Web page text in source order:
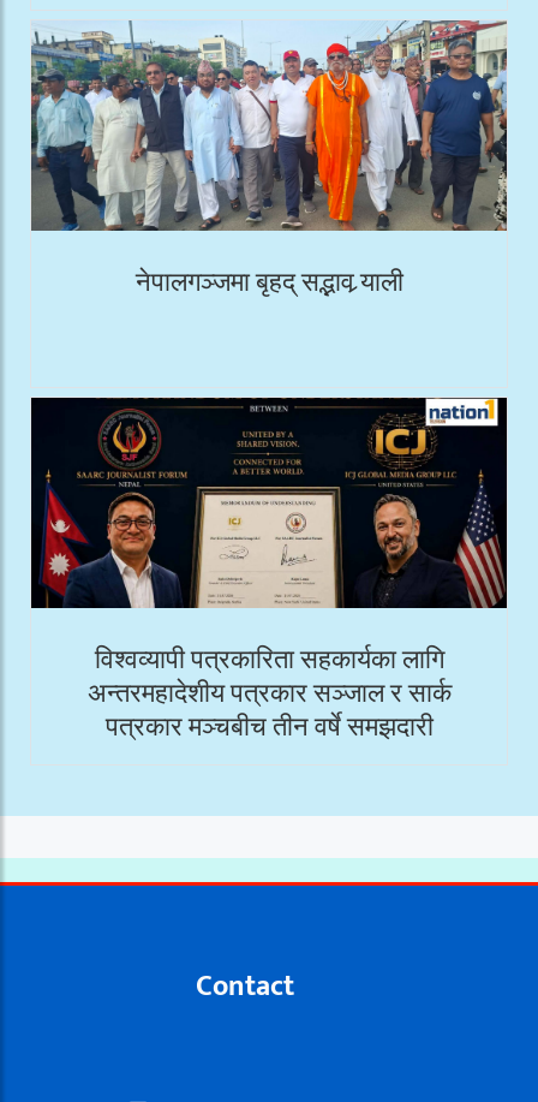
नेपालगञ्जमा बृहद् सद्भाव र्‍याली
विश्वव्यापी पत्रकारिता सहकार्यका लागि
अन्तरमहादेशीय पत्रकार सञ्जाल र सार्क
पत्रकार मञ्चबीच तीन वर्षे समझदारी
Contact